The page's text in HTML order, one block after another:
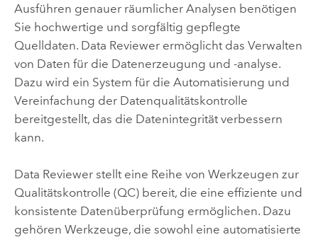
Ausführen genauer räumlicher Analysen benötigen
Sie hochwertige und sorgfältig gepflegte
Quelldaten. Data Reviewerermöglicht das Verwalten
von Daten für die Datenerzeugung und -analyse.
Dazu wird ein System für die Automatisierung und
Vereinfachung der Datenqualitätskontrolle
bereitgestellt, das die Datenintegrität verbessern
kann.
Data Reviewerstellt eine Reihe von Werkzeugen zur
Qualitätskontrolle (QC) bereit, die eine effiziente und
konsistente Datenüberprüfung ermöglichen. Dazu
gehören Werkzeuge, die sowohl eine automatisierte